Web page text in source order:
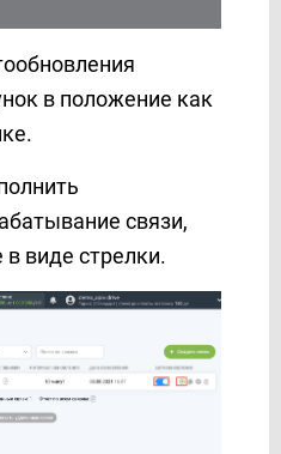
в положение как
связи,
в виде стрелки.